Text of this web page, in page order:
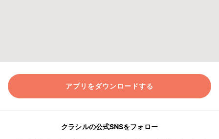
アプリをダウンロードする
クラシルの公式SNSをフォロー